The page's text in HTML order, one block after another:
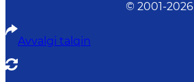
© 2001-2026
Avvalgi talqin